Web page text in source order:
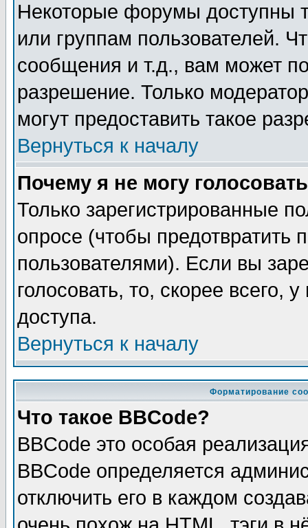
Некоторые форумы доступны
или группам пользователей.
сообщения и т.д., вам может
разрешение. Только
могут предоставить такое
Вернуться к началу
Почему я не могу
Только зарегистрированные
опросе (чтобы предотвратить
пользователями). Если вы
голосовать, то, скорее всего,
доступа.
Вернуться к началу
Форматирование
Что такое BBCode?
BBCode это особая
BBCode определяется
отключить его в каждом